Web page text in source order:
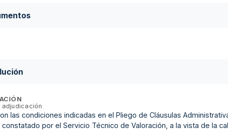
las condiciones indicadas en el Pliego de Cláusulas
por el Servicio Técnico de Valoración, a la vista de la